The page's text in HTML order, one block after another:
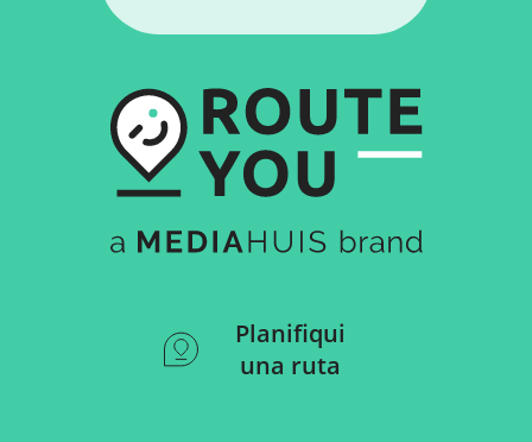
Planifiqui
una ruta